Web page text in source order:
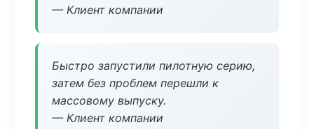
— Клиент компании
Быстро запустили пилотную серию,
затем без проблем перешли к
массовому выпуску.
— Клиент компании